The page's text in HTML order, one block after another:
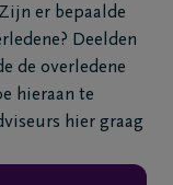
er bepaalde
Deelden
de overledene
hieraan te
hier graag